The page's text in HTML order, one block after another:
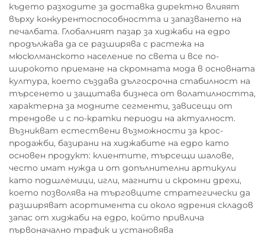
където разходите за доставка директно влияят
върху конкурентоспособността и запазването на
печалбата. Глобалният пазар за хиджаби на едро
продължава да се разширява с растежа на
мюсюлманското население по света и все по-
широкото приемане на скромната мода в основната
култура, което създава дългосрочна стабилност на
търсенето и защитава бизнеса от волатилността,
характерна за модните сегменти, зависещи от
трендове и с по-кратки периоди на актуалност.
Възникват естествени възможности за крос-
продажби, базирани на хиджабите на едро като
основен продукт: клиентите, търсещи шалове,
често имат нужда и от допълнителни артикули
като подшлемици, игли, магнити и скромни дрехи,
което позволява на търговците стратегически да
разширяват асортимента си около ядрения складов
запас от хиджаби на едро, който привлича
първоначално трафик и установява